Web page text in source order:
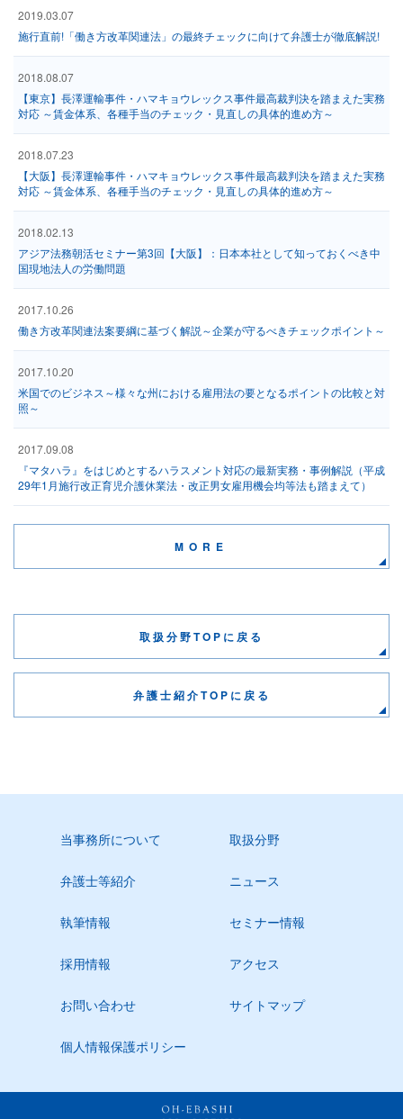
2019.03.07
施行直前!「働き方改革関連法」の最終チェックに向けて弁護士が徹底解説!
2018.08.07
【東京】長澤運輸事件・ハマキョウレックス事件最高裁判決を踏まえた実務
対応 ～賃金体系、各種手当のチェック・見直しの具体的進め方～
2018.07.23
【大阪】長澤運輸事件・ハマキョウレックス事件最高裁判決を踏まえた実務
対応 ～賃金体系、各種手当のチェック・見直しの具体的進め方～
2018.02.13
アジア法務朝活セミナー第3回【大阪】：日本本社として知っておくべき中
国現地法人の労働問題
2017.10.26
働き方改革関連法案要綱に基づく解説～企業が守るべきチェックポイント～
2017.10.20
米国でのビジネス～様々な州における雇用法の要となるポイントの比較と対
照～
2017.09.08
『マタハラ』をはじめとするハラスメント対応の最新実務・事例解説（平成
29年1月施行改正育児介護休業法・改正男女雇用機会均等法も踏まえて）
MORE
取扱分野TOPに戻る
弁護士紹介TOPに戻る
当事務所について 取扱分野
弁護士等紹介 ニュース
執筆情報 セミナー情報
採用情報 アクセス
お問い合わせ サイトマップ
個人情報保護ポリシー